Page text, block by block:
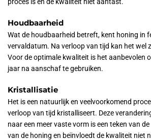
Houdbaarheid
Wat de houdbaarheid betreft, kent honing in
vervaldatum. Na verloop van tijd kan het wel
Voor de optimale kwaliteit is het aanbevolen
jaar na aanschaf te gebruiken.
Kristallisatie
Het is een natuurlijk en veelvoorkomend
verloop van tijd kristalliseert. Deze
naar een meer vaste vorm is een teken van
van de honing en beïnvloedt de kwaliteit niet